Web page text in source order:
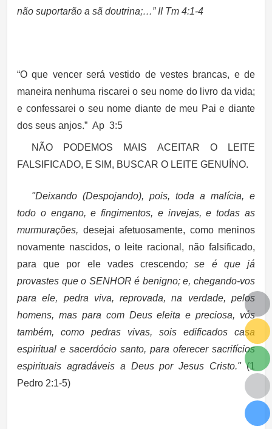
não suportarão a sã doutrina;…” II Tm 4:1-4
“O que vencer será vestido de vestes brancas, e de
maneira nenhuma riscarei o seu nome do livro da vida;
e confessarei o seu nome diante de meu Pai e diante
dos seus anjos.” Ap 3:5
NÃO PODEMOS MAIS ACEITAR O LEITE
FALSIFICADO, E SIM, BUSCAR O LEITE GENUÍNO.
"Deixando (Despojando), pois, toda a malícia, e
todo o engano, e fingimentos, e invejas, e todas as
murmurações, desejai afetuosamente, como meninos
novamente nascidos, o leite racional, não falsificado,
para que por ele vades crescendo; se é que já
provastes que o SENHOR é benigno; e, chegando-vos
para ele, pedra viva, reprovada, na verdade, pelos
homens, mas para com Deus eleita e preciosa, vós
também, como pedras vivas, sois edificados casa
espiritual e sacerdócio santo, para oferecer sacrifícios
espirituais agradáveis a Deus por Jesus Cristo."(1
Pedro 2:1-5)